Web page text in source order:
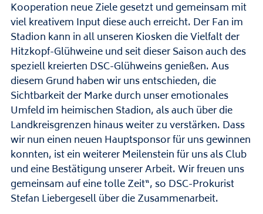
Kooperation neue Ziele gesetzt und gemeinsam mit
viel kreativem Input diese auch erreicht. Der Fan im
Stadion kann in all unseren Kiosken die Vielfalt der
Hitzkopf-Glühweine und seit dieser Saison auch des
speziell kreierten DSC-Glühweins genießen. Aus
diesem Grund haben wir uns entschieden, die
Sichtbarkeit der Marke durch unser emotionales
Umfeld im heimischen Stadion, als auch über die
Landkreisgrenzen hinaus weiter zu verstärken. Dass
wir nun einen neuen Hauptsponsor für uns gewinnen
konnten, ist ein weiterer Meilenstein für uns als Club
und eine Bestätigung unserer Arbeit. Wir freuen uns
gemeinsam auf eine tolle Zeit“, so DSC-Prokurist
Stefan Liebergesell über die Zusammenarbeit.